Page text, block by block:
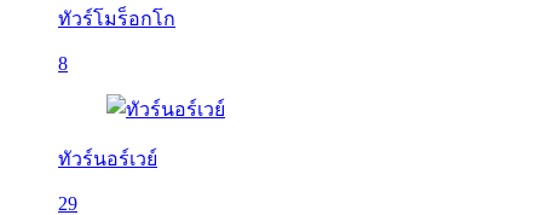
ทัวร์โมร็อกโก
8
ทัวร์นอร์เวย์
29